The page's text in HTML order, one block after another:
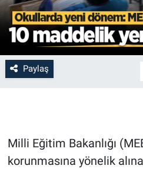
Paylaş
Milli Eğitim Bakanlığı
korunmasına yönelik